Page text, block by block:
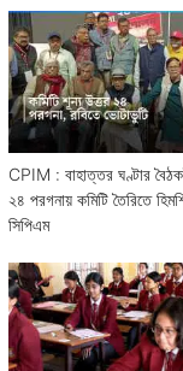
CPIM : বাহাত্তর ঘণ্টার
২৪ পরগনায় কমিটি তৈরিতে
সিপিএম